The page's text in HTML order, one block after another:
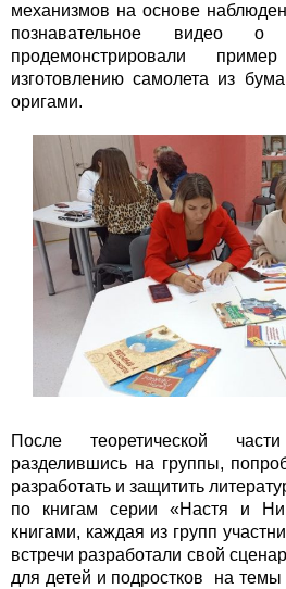
механизмов на основе
познавательное видео
продемонстрировали
изготовлению самолета из
оригами.
После теоретической
разделившись на группы,
разработать и защитить
по книгам серии «Настя и
книгами, каждая из групп
встречи разработали свой
для детей и подростков на темы